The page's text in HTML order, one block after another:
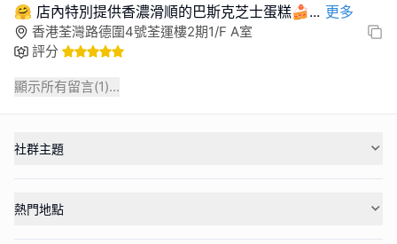
🤗 店內特別提供香濃滑順的巴斯克芝士蛋糕🍰... 更多
香港荃灣路德圍4號荃運樓2期1/F A室
評分
顯示所有留言(1)...
社群主題
熱門地點